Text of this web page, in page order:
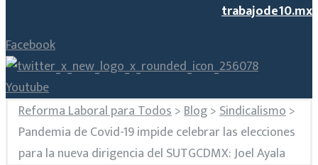
trabajode10.mx
Facebook
Youtube
Reforma Laboral para Todos>Blog>Sindicalismo>
Pandemia de Covid-19 impide celebrar las elecciones
para la nueva dirigencia del SUTGCDMX: Joel Ayala